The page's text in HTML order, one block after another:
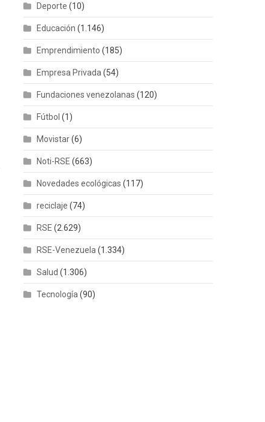
Deporte (10)
Educación (1.146)
Emprendimiento (185)
Empresa Privada (54)
Fundaciones venezolanas (120)
Fútbol (1)
Movistar(6)
Noti-RSE (663)
Novedades ecológicas (117)
reciclaje (74)
RSE (2.629)
RSE-Venezuela (1.334)
Salud (1.306)
Tecnología (90)